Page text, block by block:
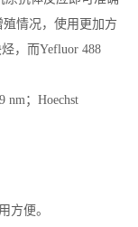
情况，使用更加方
，而Yefluor 488
nm；Hoechst
方便。